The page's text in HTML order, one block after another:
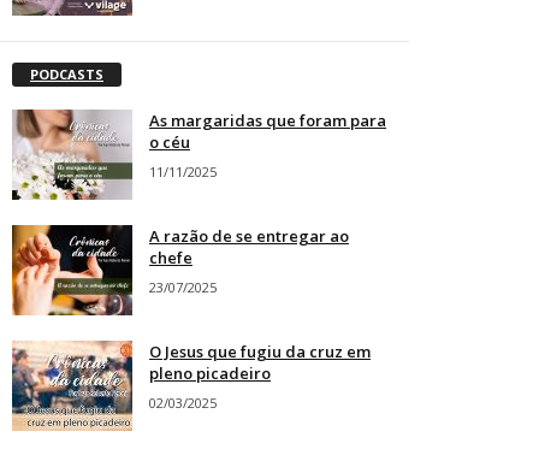
PODCASTS
As margaridas que foram para
o céu
11/11/2025
A razão de se entregar ao
chefe
23/07/2025
O Jesus que fugiu da cruz em
pleno picadeiro
02/03/2025